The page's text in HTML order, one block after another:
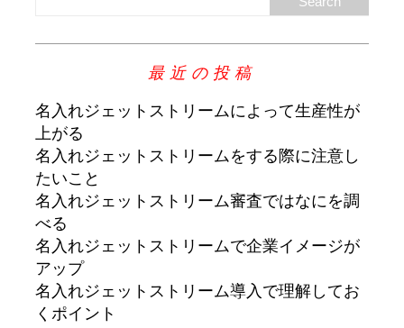
最近の投稿
名入れジェットストリームによって生産性が
上がる
名入れジェットストリームをする際に注意し
たいこと
名入れジェットストリーム審査ではなにを調
べる
名入れジェットストリームで企業イメージが
アップ
名入れジェットストリーム導入で理解してお
くポイント